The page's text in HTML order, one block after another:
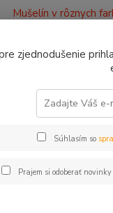
Mušelín v rôznych
Zbytkové kúsky Úplet
Pes
zjednodušenie
Súhlasím so
Prajem si odoberať